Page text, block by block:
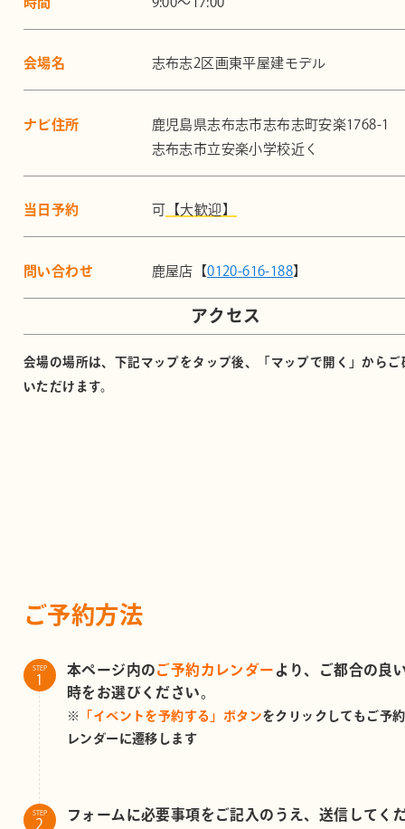
会場名 志布志2区画東平屋建モデル
ナビ住所
鹿児島県志布志市志布志町安楽1768-1
志布志市立安楽小学校近く
当日予約 可 【大歓迎】
問い合わせ 鹿屋店【0120-616-188】
アクセス
会場の場所は、下記マップをタップ後、「マップで開く」からご
いただけます。
ご予約方法
STEP 本ページ内のご予約カレンダー より、ご都合の良
時をお選びください。
※ 「イベントを予約する」ボタンをクリックしてもご予
レンダーに遷移します
STEP
フォームに必要事項をご記入のうえ、送信してく